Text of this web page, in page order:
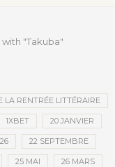
"Takuba"
LA RENTRÉE LITTÉRAIRE
1XBET 20 JANVIER
22 SEPTEMBRE
25 MAI 26 MARS